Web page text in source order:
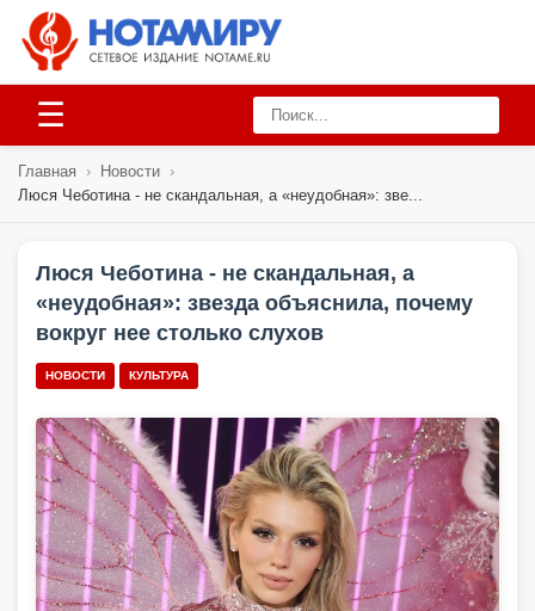
☰
Главная › Новости ›
Люся Чеботина - не скандальная, а «неудобная»: зве...
Люся Чеботина - не скандальная, а
«неудобная»: звезда объяснила, почему
вокруг нее столько слухов
НОВОСТИ КУЛЬТУРА